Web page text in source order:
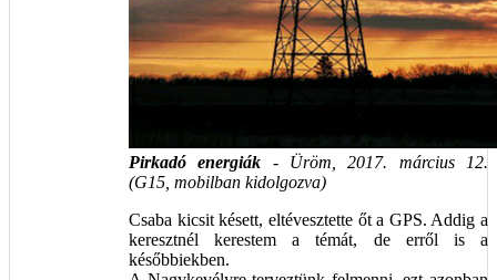
Pirkadó energiák - Üröm, 2017. március 12.
(G15, mobilban kidolgozva)
Csaba kicsit késett, eltévesztette őt a GPS. Addig a
keresztnél kerestem a témát, de erről is a
későbbiekben.